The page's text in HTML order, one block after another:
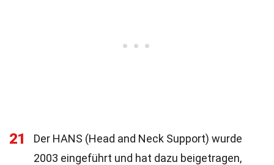
21
Der HANS (Head and Neck Support) wurde
2003 eingeführt und hat dazu beigetragen,